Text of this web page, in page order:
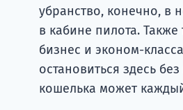
убранство, конечно, в
в кабине пилота. Также
бизнес и эконом-
остановиться здесь
кошелька может